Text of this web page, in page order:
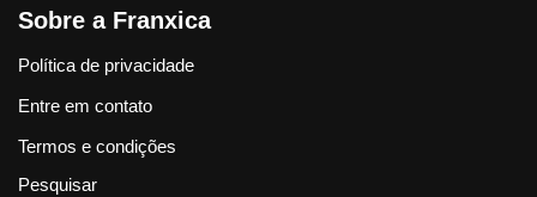
Sobre a Franxica
Política de privacidade
Entre em contato
Termos e condições
Pesquisar